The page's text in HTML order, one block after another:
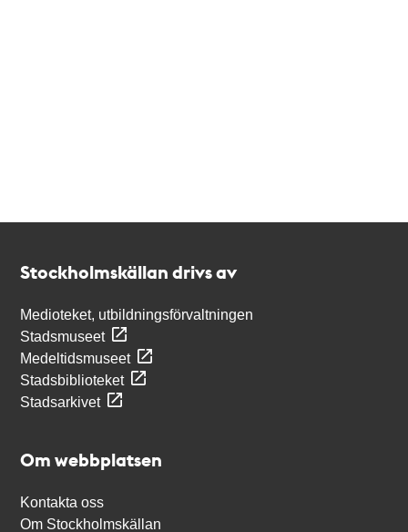
Stockholmskällan drivs av
Medioteket, utbildningsförvaltningen
Stadsmuseet
Medeltidsmuseet
Stadsbiblioteket
Stadsarkivet
Om webbplatsen
Kontakta oss
Om Stockholmskällan